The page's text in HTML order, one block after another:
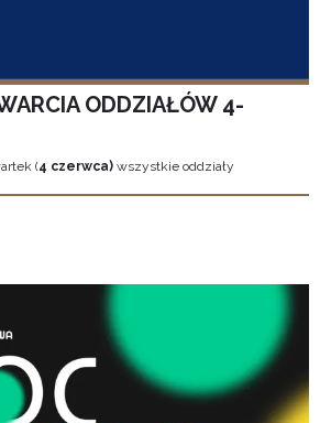
ODDZIAŁÓW 4-
(4 czerwca) wszystkie oddziały